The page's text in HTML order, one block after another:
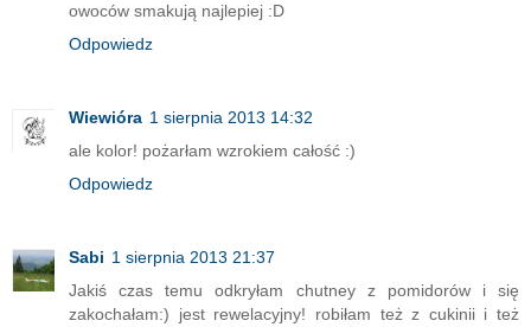
owoców smakują najlepiej :D
Odpowiedz
Wiewióra 1 sierpnia 2013 14:32
ale kolor! pożarłam wzrokiem całość :)
Odpowiedz
Sabi 1 sierpnia 2013 21:37
Jakiś czas temu odkryłam chutney z pomidorów i się
zakochałam:) jest rewelacyjny! robiłam też z cukinii i też